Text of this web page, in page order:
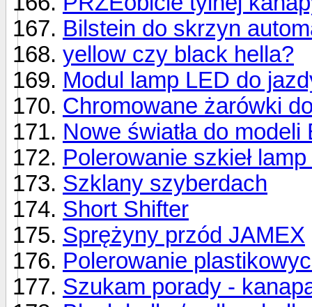
Bilstein do skrzyn
yellow czy black hella?
Modul lamp LED do
Chromowane żarówki
Nowe światła do modeli
Polerowanie szkieł
Szklany szyberdach
Short Shifter
Sprężyny przód JAMEX
Polerowanie
Szukam porady -